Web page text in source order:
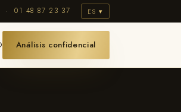
·01 48 87 23 37 ES ▾
Análisis confidencial